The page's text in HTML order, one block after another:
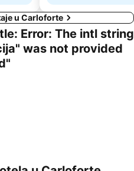
u Carloforte
Error: The intl string
was not provided